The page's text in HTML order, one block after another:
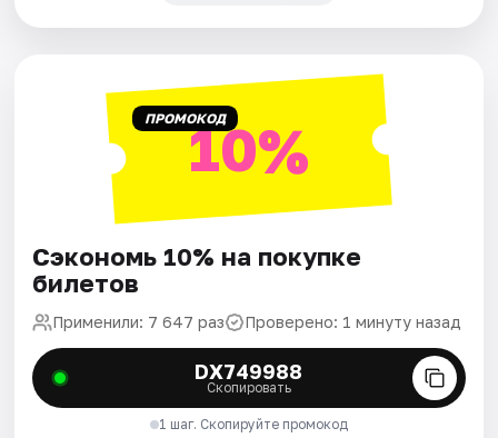
ПРОМОКОД10%
Сэкономь 10% на покупке
билетов
Применили: 7 647 раз Проверено: 1 минуту назад
DX749988
Скопировать
1 шаг. Скопируйте промокод